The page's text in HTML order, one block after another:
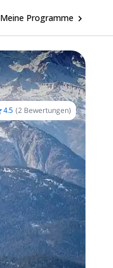
Meine Programme
4.5 (2 Bewertungen)